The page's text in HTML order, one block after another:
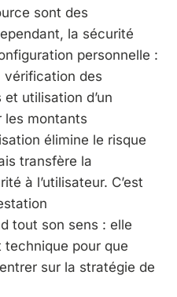
sont des
la sécurité
personnelle :
vérification des
utilisation d’un
les montants
élimine le risque
transfère la
à l’utilisateur. C’est
tout son sens : elle
technique pour que
sur la stratégie de